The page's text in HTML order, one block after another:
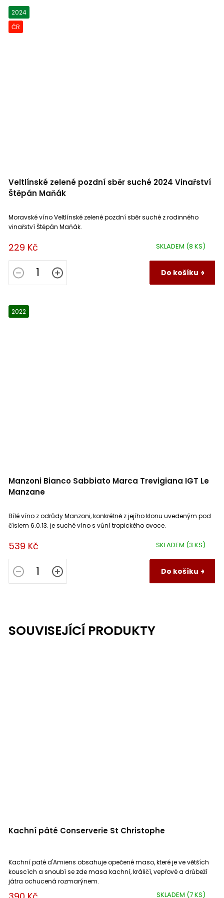
2024
ČR
Veltlínské zelené pozdní sběr suché 2024 Vinařství
Štěpán Maňák
SKLADEM (8 KS)
229 Kč
Do košíku
Moravské víno Veltlínské zelené pozdní sběr suché z rodinného
vinařství Štěpán Maňák.
2022
Manzoni Bianco Sabbiato Marca Trevigiana IGT Le
Manzane
SKLADEM (3 KS)
539 Kč
Do košíku
Bílé víno z odrůdy Manzoni, konkrétně z jejího klonu uvedeným pod
číslem 6.0.13. je suché víno s vůní tropického ovoce.
SOUVISEJÍCÍ PRODUKTY
Kachní pâté Conserverie St Christophe
SKLADEM (7 KS)
Kachní paté d'Amiens obsahuje opečené maso, které je ve větších
kouscích a snoubí se zde masa kachní, králičí, vepřové a drůbeží
játra ochucená rozmarýnem.